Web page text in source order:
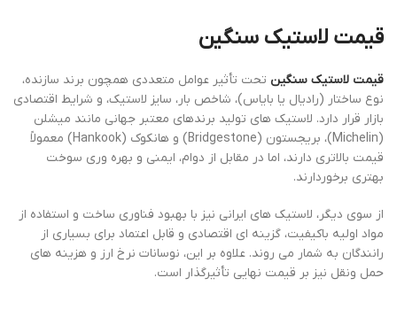
قیمت لاستیک سنگین
قیمت لاستیک سنگین تحت‌ تأثیر عوامل متعددی همچون برند سازنده،
نوع ساختار (رادیال یا بایاس)، شاخص بار، سایز لاستیک، و شرایط اقتصادی
بازار قرار دارد. لاستیک ‌های تولید برندهای معتبر جهانی مانند میشلن
(Michelin)، بریجستون (Bridgestone) و هانکوک (Hankook) معمولاً
قیمت بالاتری دارند، اما در مقابل از دوام، ایمنی و بهره‌ وری سوخت
بهتری برخوردارند.
از سوی دیگر، لاستیک‌ های ایرانی نیز با بهبود فناوری ساخت و استفاده از
مواد اولیه باکیفیت، گزینه‌ ای اقتصادی و قابل اعتماد برای بسیاری از
رانندگان به ‌شمار می ‌روند. علاوه بر این، نوسانات نرخ ارز و هزینه ‌های
حمل ‌ونقل نیز بر قیمت نهایی تأثیرگذار است.